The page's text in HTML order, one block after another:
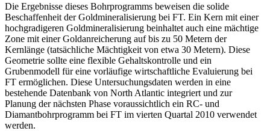
Die Ergebnisse dieses Bohrprogramms beweisen die solide
Beschaffenheit der Goldmineralisierung bei FT. Ein Kern mit einer
hochgradigeren Goldmineralisierung beinhaltet auch eine mächtige
Zone mit einer Goldanreicherung auf bis zu 50 Metern der
Kernlänge (tatsächliche Mächtigkeit von etwa 30 Metern). Diese
Geometrie sollte eine flexible Gehaltskontrolle und ein
Grubenmodell für eine vorläufige wirtschaftliche Evaluierung bei
FT ermöglichen. Diese Untersuchungsdaten werden in eine
bestehende Datenbank von North Atlantic integriert und zur
Planung der nächsten Phase voraussichtlich ein RC- und
Diamantbohrprogramm bei FT im vierten Quartal 2010 verwendet
werden.